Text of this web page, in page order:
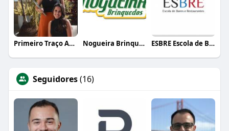
Primeiro Traço Arquitetura Nogueira Brinquedos ESBRE Escola de Bares e Restaurantes
Seguidores(16)